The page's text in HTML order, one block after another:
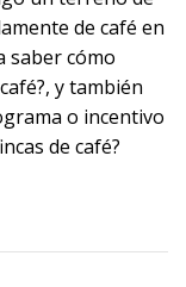
de café en
saber cómo
y también
o incentivo
de café?